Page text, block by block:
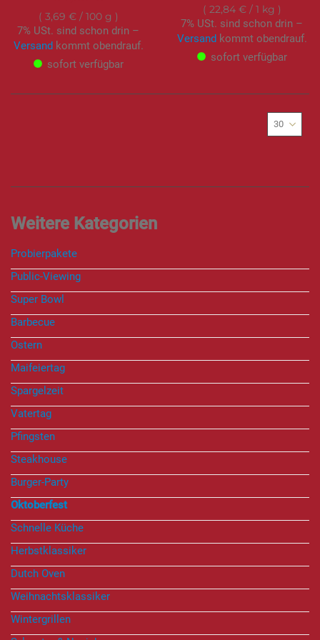
3,69 €/ 100 g
7% USt. sind schon drin –
Versand kommt obendrauf.
sofort verfügbar
22,84 €/ 1 kg
7% USt. sind schon drin –
Versand kommt obendrauf.
sofort verfügbar
Probierpakete
Public-Viewing
Super Bowl
Barbecue
Ostern
Maifeiertag
Spargelzeit
Vatertag
Pfingsten
Steakhouse
Burger-Party
Oktoberfest
Schnelle Küche
Herbstklassiker
Dutch Oven
Weihnachtsklassiker
Wintergrillen